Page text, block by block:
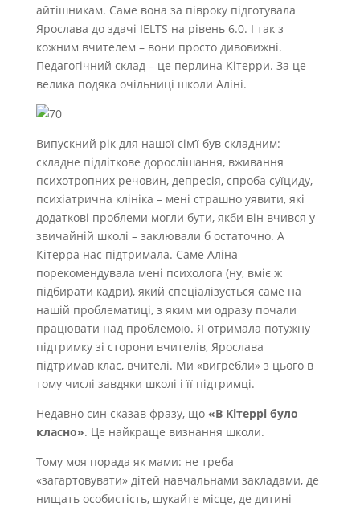
айтішникам. Саме вона за півроку підготувала
Ярослава до здачі IELTS на рівень 6.0. І так з
кожним вчителем – вони просто дивовижні.
Педагогічний склад – це перлина Кітерри. За це
велика подяка очільниці школи Аліні.
Випускний рік для нашої сім’ї був складним:
складне підліткове дорослішання, вживання
психотропних речовин, депресія, спроба суїциду,
психіатрична клініка – мені страшно уявити, які
додаткові проблеми могли бути, якби він вчився у
звичайній школі – заклювали б остаточно. А
Кітерра нас підтримала. Саме Аліна
порекомендувала мені психолога (ну, вміє ж
підбирати кадри), який спеціалізується саме на
нашій проблематиці, з яким ми одразу почали
працювати над проблемою. Я отримала потужну
підтримку зі сторони вчителів, Ярослава
підтримав клас, вчителі. Ми «вигребли» з цього в
тому числі завдяки школі і її підтримці.
Недавно син сказав фразу, що «В Кітеррі було
класно». Це найкраще визнання школи.
Тому моя порада як мами: не треба
«загартовувати» дітей навчальнами закладами, де
нищать особистість, шукайте місце, де дитині